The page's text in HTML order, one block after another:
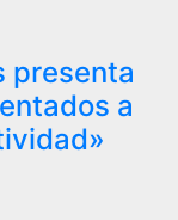
presenta
a